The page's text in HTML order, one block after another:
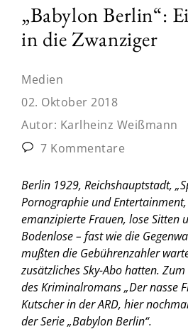
„Babylon Berlin“:
in die Zwanziger
Medien
02. Oktober 2018
Autor: Karlheinz Weißmann
7 Kommentare
Berlin 1929, Reichshauptstadt,
Pornographie und
emanzipierte Frauen, lose Sitten
Bodenlose – fast wie die
mußten die Gebührenzahler
zusätzliches Sky-Abo hatten.
des Kriminalromans „Der nasse
Kutscher in der ARD, hier
der Serie „Babylon Berlin“.